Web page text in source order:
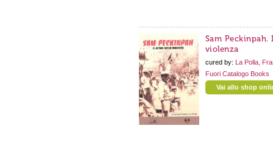
Sam
violenza
cured by: La Polla,
Fuori Catalogo Books
Vai allo shop